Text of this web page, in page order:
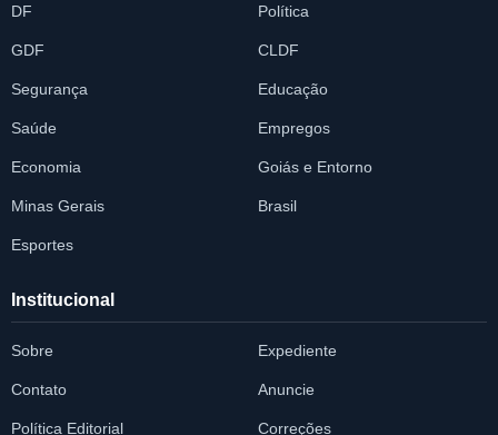
DF Política
GDF CLDF
Segurança Educação
Saúde Empregos
Economia Goiás e Entorno
Minas Gerais Brasil
Esportes
Institucional
Sobre Expediente
Contato Anuncie
Política Editorial Correções